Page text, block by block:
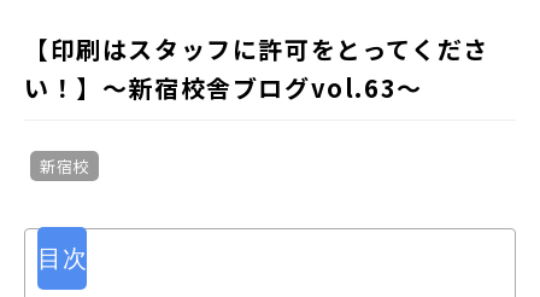
【印刷はスタッフに許可をとってくださ
い！】～新宿校舎ブログvol.63～
新宿校
目次